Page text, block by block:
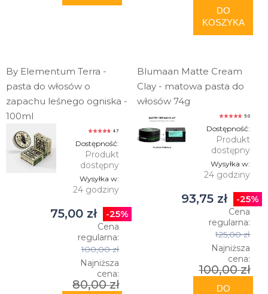
DO
KOSZYKA
By Elementum Terra -
pasta do włosów o
zapachu leśnego ogniska -
100ml
4.7
Dostępność:
Produkt
dostępny
Wysyłka w:
24 godziny
75,00 zł -25%
Cena
regularna:
100,00 zł
Najniższa
cena:
80,00 zł
Blumaan Matte Cream
Clay - matowa pasta do
włosów 74g
5.0
Dostępność:
Produkt
dostępny
Wysyłka w:
24 godziny
93,75 zł -25%
Cena
regularna:
125,00 zł
Najniższa
cena:
100,00 zł
DO